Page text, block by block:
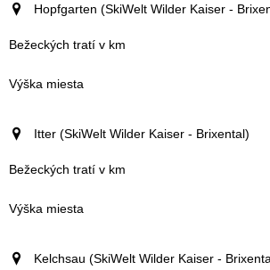
Hopfgarten (SkiWelt Wilder Kaiser -
Itter (SkiWelt Wilder Kaiser - Brixental)
Kelchsau (SkiWelt Wilder Kaiser -